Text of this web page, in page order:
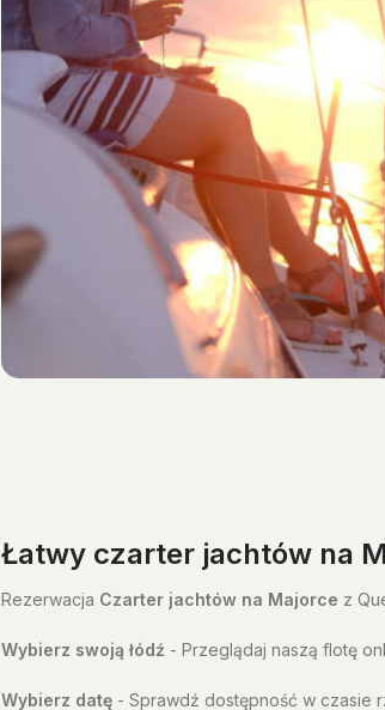
Łatwy czarter jachtów na
Rezerwacja Czarter jachtów na Majorce z
Wybierz swoją łódź - Przeglądaj naszą flotę
Wybierz datę - Sprawdź dostępność w czasie